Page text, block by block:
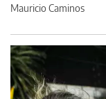
Mauricio Caminos